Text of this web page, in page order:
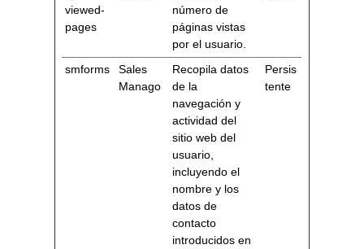
viewed-
pages
número de
páginas vistas
por el usuario.
smforms
Sales
Manago
Recopila datos
de la
navegación y
actividad del
sitio web del
usuario,
incluyendo el
nombre y los
datos de
contacto
introducidos en
Persis
tente